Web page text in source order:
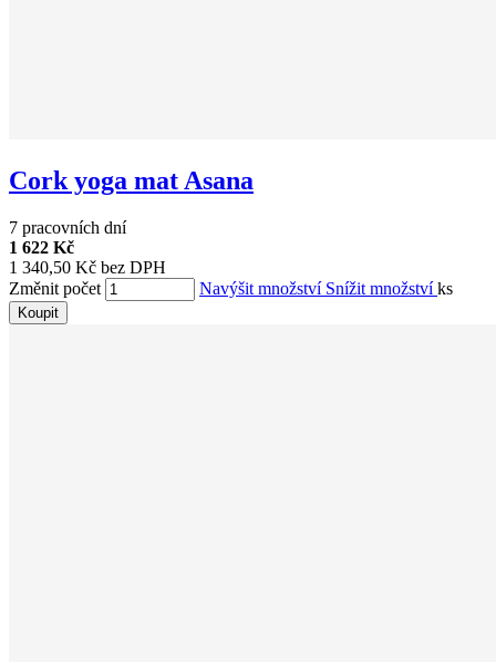
Cork yoga mat Asana
7 pracovních dní
1 622 Kč
1 340,50 Kč bez DPH
Změnit počet
Navýšit množství Snížit množstvíks
Koupit